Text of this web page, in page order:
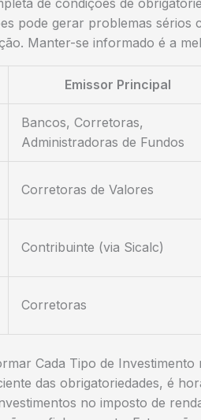
pode gerar problemas sérios
Manter-se informado é a
Emissor Principal
Bancos, Corretoras,
Administradoras de Fundos
Corretoras de Valores
Contribuinte (via Sicalc)
Corretoras
Cada Tipo de Investimento
das obrigatoriedades, é
no imposto de